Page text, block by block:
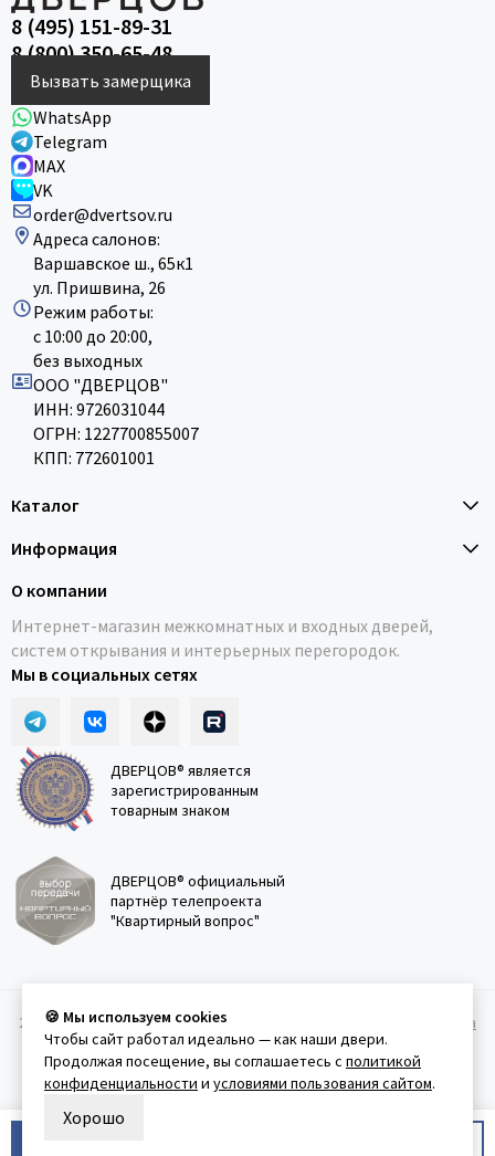
8 (495) 151-89-31
8 (800) 350-65-48
Вызвать замерщика
WhatsApp
Telegram
MAX
VK
order@dvertsov.ru
Адреса салонов:
Варшавское ш., 65к1
ул. Пришвина, 26
Режим работы:
с 10:00 до 20:00,
без выходных
ООО "ДВЕРЦОВ"
ИНН: 9726031044
ОГРН: 1227700855007
КПП: 772601001
Каталог
Информация
О компании
Интернет-магазин межкомнатных и входных дверей,
систем открывания и интерьерных перегородок.
Мы в социальных сетях
ДВЕРЦОВ® является
зарегистрированным
товарным знаком
ДВЕРЦОВ® официальный
партнёр телепроекта
"Квартирный вопрос"
2011-2026 © Дверцов. Карта сайта
Политика
конфеденциальности Условия использования сайта
🍪 Мы используем cookies
Чтобы сайт работал идеально — как наши двери.
Продолжая посещение, вы соглашаетесь с политикой
конфиденциальности и условиями пользования сайтом.
Хорошо